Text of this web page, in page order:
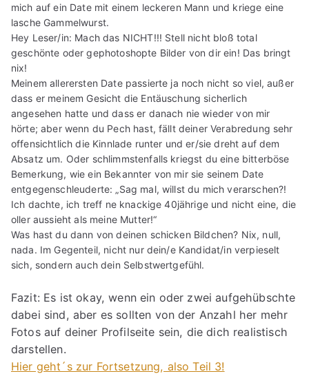
mich auf ein Date mit einem leckeren Mann und kriege eine
lasche Gammelwurst.
Hey Leser/in: Mach das NICHT!!! Stell nicht bloß total
geschönte oder gephotoshopte Bilder von dir ein! Das bringt
nix!
Meinem allerersten Date passierte ja noch nicht so viel, außer
dass er meinem Gesicht die Entäuschung sicherlich
angesehen hatte und dass er danach nie wieder von mir
hörte; aber wenn du Pech hast, fällt deiner Verabredung sehr
offensichtlich die Kinnlade runter und er/sie dreht auf dem
Absatz um. Oder schlimmstenfalls kriegst du eine bitterböse
Bemerkung, wie ein Bekannter von mir sie seinem Date
entgegenschleuderte: „Sag mal, willst du mich verarschen?!
Ich dachte, ich treff ne knackige 40jährige und nicht eine, die
oller aussieht als meine Mutter!“
Was hast du dann von deinen schicken Bildchen? Nix, null,
nada. Im Gegenteil, nicht nur dein/e Kandidat/in verpieselt
sich, sondern auch dein Selbstwertgefühl.
Fazit: Es ist okay, wenn ein oder zwei aufgehübschte
dabei sind, aber es sollten von der Anzahl her mehr
Fotos auf deiner Profilseite sein, die dich realistisch
darstellen.
Hier geht´s zur Fortsetzung, also Teil 3!